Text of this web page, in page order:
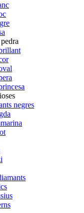
negres